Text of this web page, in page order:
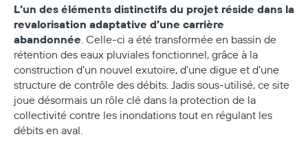
L’un des éléments distinctifs du projet réside dans la
revalorisation adaptative d’une carrière
abandonnée . Celle-ci a été transformée en bassin de
rétention des eaux pluviales fonctionnel, grâce à la
construction d’un nouvel exutoire, d’une digue et d’une
structure de contrôle des débits. Jadis sous‑utilisé, ce site
joue désormais un rôle clé dans la protection de la
collectivité contre les inondations tout en régulant les
débits en aval.